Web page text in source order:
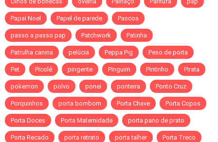
Papai Noel Papel de parede Pascoa
passo a passo pap Patchwork Patinha
Patrulha canina pelúcia Peppa Pig Peso de porta
Pet Picolé pingente Pinguim Pintinho Pirata
pokemon polvo ponei ponteira Ponto Cruz
Porquinhos porta bombom Porta Chave Porta Copos
Porta Doces Porta Maternidade porta pano de prato
Porta Recado porta retrato porta talher Porta Treco